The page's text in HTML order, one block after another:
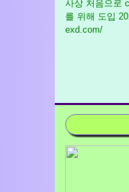
사상 처음으로
를 위해 도입
exd.com/